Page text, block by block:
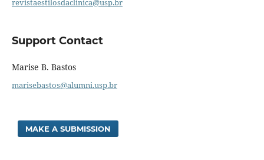
revistaestilosdaclinica@usp.br
Support Contact
Marise B. Bastos
marisebastos@alumni.usp.br
MAKE A SUBMISSION